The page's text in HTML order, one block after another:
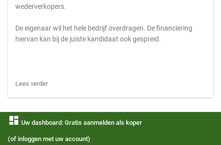
wederverkopers.
De eigenaar wil het hele bedrijf overdragen. De financiering
hiervan kan bij de juiste kandidaat ook gespreid.
Lees verder
dashboard Uw dashboard: Gratis aanmelden als koper
(of inloggen met uw account)